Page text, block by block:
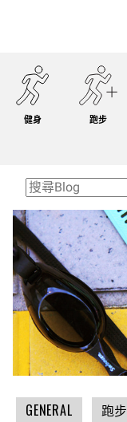
健身 跑步
GENERAL 跑步